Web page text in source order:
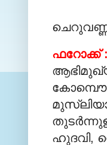
ഫറോക്ക് :
ഹുദവി,